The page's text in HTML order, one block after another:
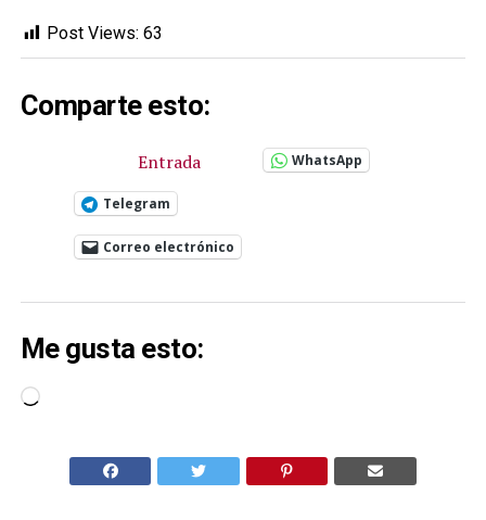
Post Views: 63
Comparte esto:
Entrada WhatsApp
Telegram
Correo electrónico
Me gusta esto:
Cargando...